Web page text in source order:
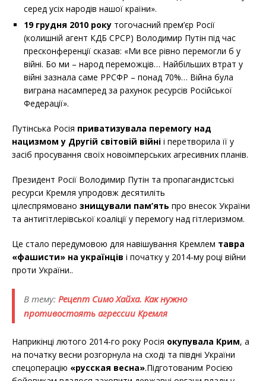
серед усіх народів нашої країни».
19 грудня 2010 року тогочасний прем’єр Росії
(колишній агент КДБ СРСР) Володимир Путін під час
пресконференції сказав: «Ми все рівно перемогли б у
війні. Бо ми – народ переможців… Найбільших втрат у
війні зазнала саме РРСФР – понад 70%… Війна була
виграна насамперед за рахунок ресурсів Російської
Федерації».
Путінська Росія приватизувала перемогу над
нацизмом у Другій світовій війні і перетворила її у
засіб просування своїх новоімперських агресивних планів.
Президент Росії Володимир Путін та пропагандистські
ресурси Кремля упродовж десятиліть
цілеспрямовано знищували пам’ять про внесок України
та антигітлерівської коаліції у перемогу над гітлеризмом.
Це стало передумовою для навішування Кремлем тавра
«фашисти» на українців і початку у 2014-му році війни
проти України..
В тему: Рецепт Симо Хайха. Как нужно
противостоять агрессии Кремля
Наприкінці лютого 2014-го року Росія окупувала Крим, а
на початку весни розгорнула на сході та півдні України
спецоперацію «русская весна».Підготованим Росією